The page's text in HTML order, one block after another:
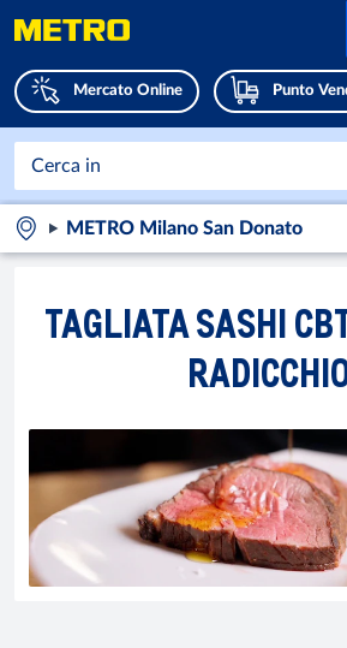
Mercato Online Punto
METRO Milano San Donato
TAGLIATA SASHI